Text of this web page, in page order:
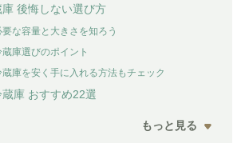
後悔しない選び方
な容量と大きさを知ろう
庫選びのポイント
庫を安く手に入れる方法もチェック
庫 おすすめ22選
もっと見る